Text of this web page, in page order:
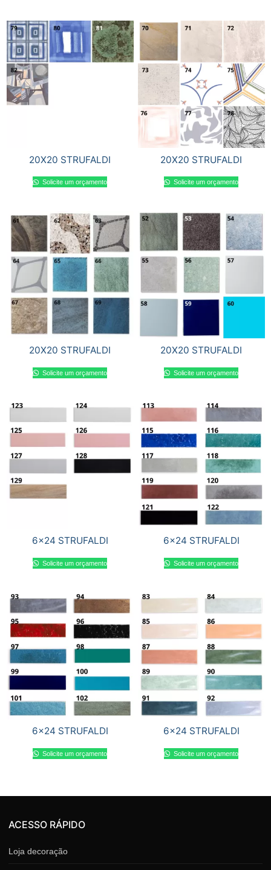
20X20 STRUFALDI
Solicite um orçamento
20X20 STRUFALDI
Solicite um orçamento
20X20 STRUFALDI
Solicite um orçamento
20X20 STRUFALDI
Solicite um orçamento
6×24 STRUFALDI
Solicite um orçamento
6×24 STRUFALDI
Solicite um orçamento
6×24 STRUFALDI
Solicite um orçamento
6×24 STRUFALDI
Solicite um orçamento
ACESSO RÁPIDO
Loja decoração